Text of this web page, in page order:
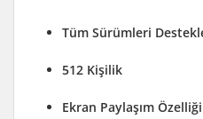
Tüm Sürümleri
512 Kişilik
Ekran Paylaşım Özelliği